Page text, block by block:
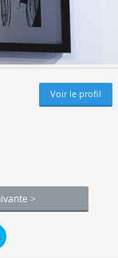
Voir le profil
>